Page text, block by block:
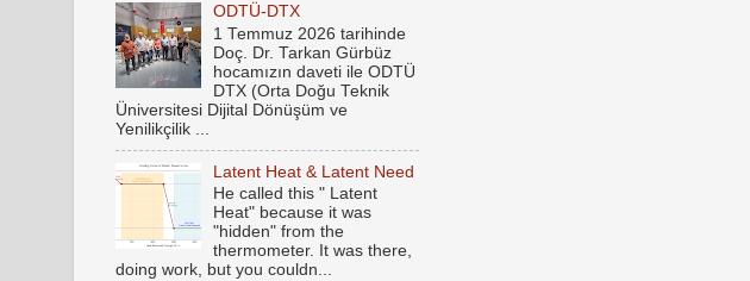
ODTÜ-DTX
1 Temmuz 2026 tarihinde
Doç. Dr. Tarkan Gürbüz
hocamızın daveti ile ODTÜ
DTX (Orta Doğu Teknik
Üniversitesi Dijital Dönüşüm ve
Yenilikçilik ...
Latent Heat & Latent Need
He called this " Latent
Heat" because it was
"hidden" from the
thermometer. It was there,
doing work, but you couldn...